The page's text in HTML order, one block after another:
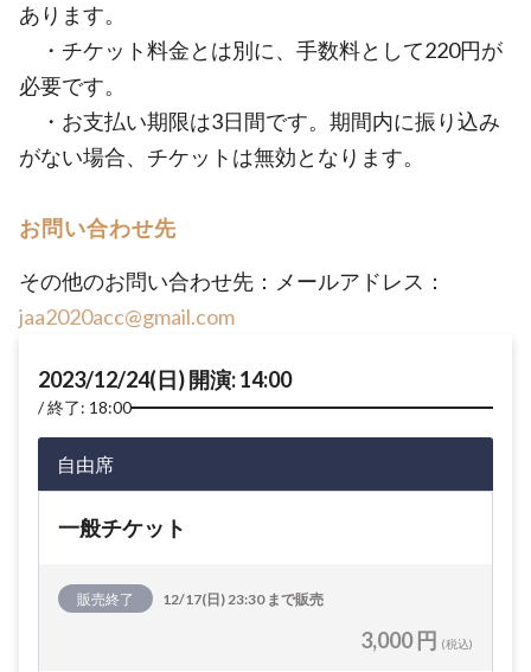
あります。
・チケット料金とは別に、手数料として220円が
必要です。
・お支払い期限は3日間です。期間内に振り込み
がない場合、チケットは無効となります。
お問い合わせ先
その他のお問い合わせ先：メールアドレス：
jaa2020acc@gmail.com
2023/12/24(日) 開演: 14:00
終了: 18:00
自由席
一般チケット
販売終了 12/17(日) 23:30 まで販売
3,000 円 (税込)